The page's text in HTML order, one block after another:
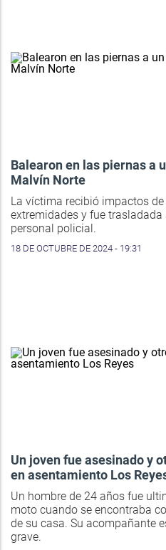
Balearon en las piernas a
Malvín Norte
La víctima recibió impactos
extremidades y fue
personal policial.
18 DE OCTUBRE DE 2024 - 19:31
Un joven fue asesinado y
en asentamiento Los
Un hombre de 24 años fue
moto cuando se encontraba
de su casa. Su acompañante
grave.